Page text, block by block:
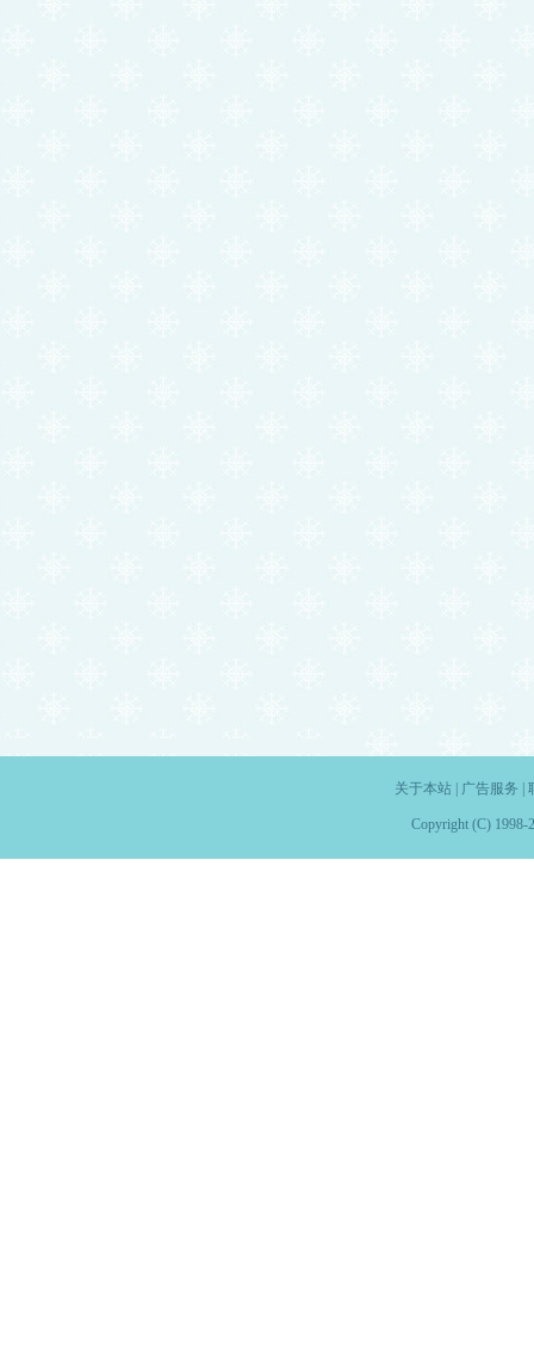
关于本站| 广告服务
Copyright (C) 1998-